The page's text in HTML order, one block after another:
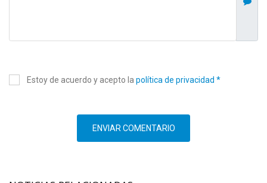
Estoy de acuerdo y acepto la política de privacidad *
ENVIAR COMENTARIO